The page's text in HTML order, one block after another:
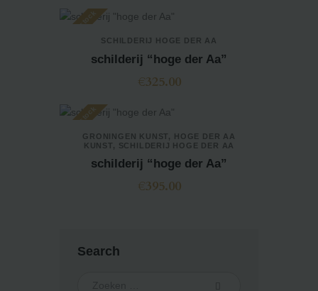
Out of stock SCHILDERIJ HOGE DER AA
schilderij “hoge der Aa”
€325.00
Out of stockGRONINGEN KUNST, HOGE DER AA
KUNST, SCHILDERIJ HOGE DER AA
schilderij “hoge der Aa”
€395.00
Search